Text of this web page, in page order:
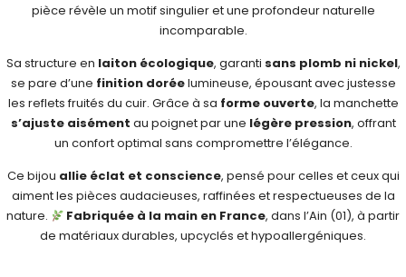
pièce révèle un motif singulier et une profondeur naturelle
incomparable.
Sa structure en laiton écologique, garanti sans plomb ni nickel,
se pare d’une finition doréelumineuse, épousant avec justesse
les reflets fruités du cuir. Grâce à sa forme ouverte, la manchette
s’ajuste aisément au poignet par une légère pression, offrant
un confort optimal sans compromettre l’élégance.
Ce bijou allie éclat et conscience, pensé pour celles et ceux qui
aiment les pièces audacieuses, raffinées et respectueuses de la
nature.
Fabriquée à la main en France, dans l’Ain (01), à partir
de matériaux durables, upcyclés et hypoallergéniques.